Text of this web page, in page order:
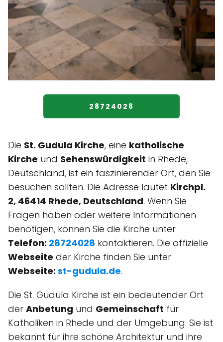
28724028
Die St. Gudula Kirche, eine katholische
Kirche und Sehenswürdigkeit in Rhede,
Deutschland, ist ein faszinierender Ort, den Sie
besuchen sollten. Die Adresse lautet Kirchpl.
2, 46414 Rhede, Deutschland. Wenn Sie
Fragen haben oder weitere Informationen
benötigen, können Sie die Kirche unter
Telefon: 28724028 kontaktieren. Die offizielle
Webseite der Kirche finden Sie unter
Webseite: st-gudula.de.
Die St. Gudula Kirche ist ein bedeutender Ort
der Anbetung und Gemeinschaft für
Katholiken in Rhede und der Umgebung. Sie ist
bekannt für ihre schöne Architektur und ihre